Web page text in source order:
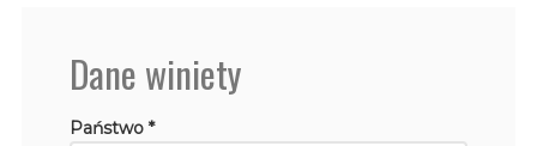
Dane winiety
Państwo *